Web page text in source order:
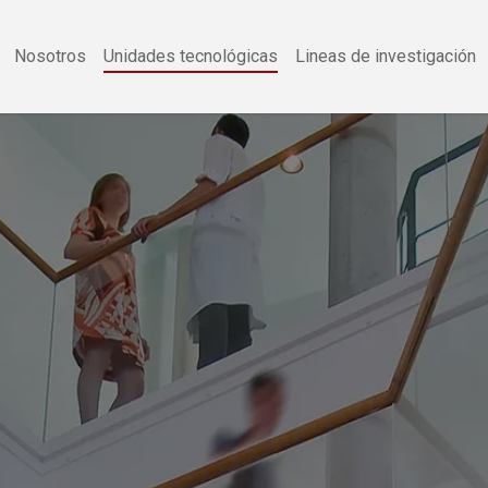
Nosotros Unidades tecnológicas Lineas de investigación